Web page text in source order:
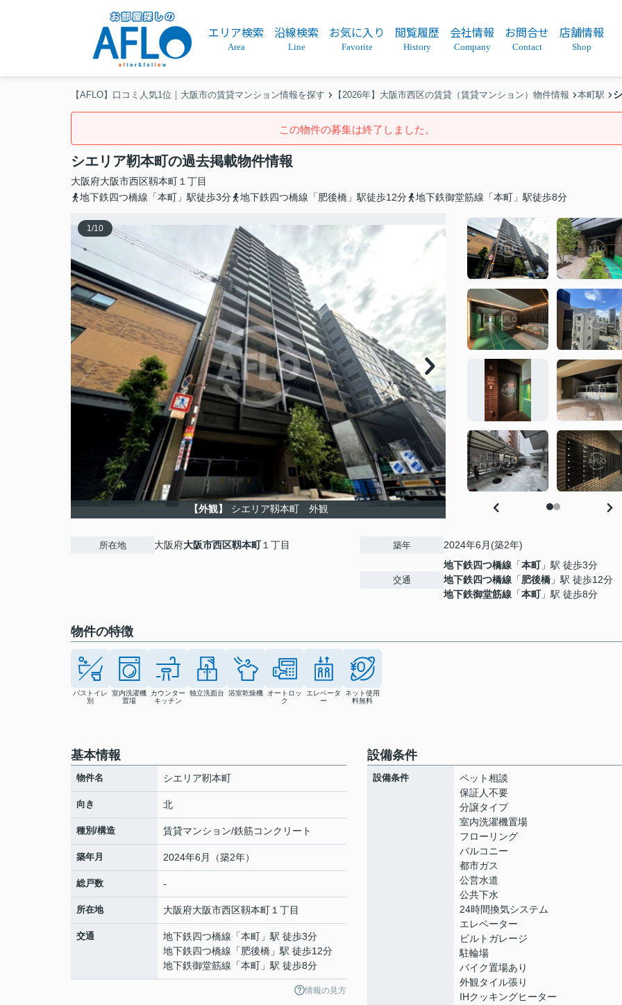
エリア検索
Area
沿線検索
Line
お気に入り
Favorite
閲覧履歴
History
会社情報
Company
お問合せ
Contact
店舗情報
Shop
【AFLO】口コミ人気1位｜大阪市の賃貸マンション情報を探す 【2026年】大阪市西区の賃貸（賃貸マンション）物件情報 本町駅
この物件の募集は終了しました。
シエリア靭本町の過去掲載物件情報
大阪府大阪市西区靱本町 １丁目
地下鉄四つ橋線「本町」駅徒歩3分
地下鉄四つ橋線「肥後橋」駅徒歩12分 地下鉄御堂筋線「本町」駅徒歩8分
1/10
【外観】 シエリア靱本町 外観
所在地 大阪府大阪市西区靱本町１丁目 築年 2024年6月(築2年)
交通
地下鉄四つ橋線 「本町」駅 徒歩3分
地下鉄四つ橋線 「肥後橋 」駅 徒歩12分
地下鉄御堂筋線 「本町」駅 徒歩8分
物件の特徴
バストイレ
別
室内洗濯機
置場
カウンター
キッチン
独立洗面台 浴室乾燥機
オートロッ
ク
エレベータ
ー
ネット使用
料無料
基本情報
物件名 シエリア靭本町
向き 北
種別/構造 賃貸マンション/鉄筋コンクリート
築年月 2024年6月（築2年）
総戸数 -
所在地 大阪府大阪市西区靱本町 １丁目
交通 地下鉄四つ橋線 「本町 」駅 徒歩3分
地下鉄四つ橋線 「 肥後橋 」駅 徒歩12分
地下鉄御堂筋線 「本町 」駅 徒歩8分
情報の見方
設備条件
設備条件
ペット相談
保証人不要
分譲タイプ
室内洗濯機置場
フローリング
バルコニー
都市ガス
公営水道
公共下水
24時間換気システム
エレベーター
ビルトガレージ
駐輪場
バイク置場あり
外観タイル張り
IHクッキングヒーター